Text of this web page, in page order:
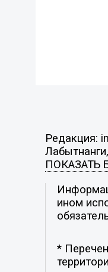
Редакция:
ПОКАЗАТЬ
ином
*